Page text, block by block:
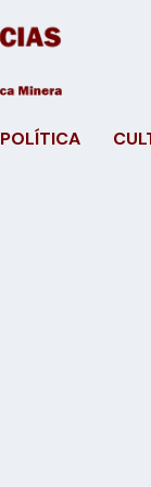
POLÍTICA